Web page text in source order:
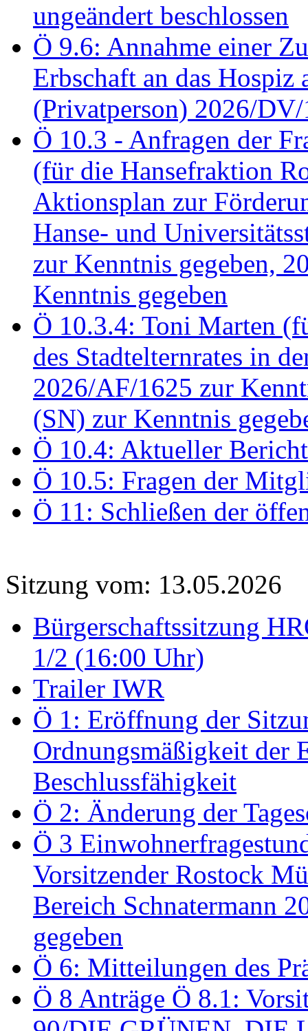
ungeändert beschlossen
Ö 9.6: Annahme einer
Erbschaft an das
(Privatperson) 2026/DV/
Ö 10.3 - Anfragen der
(für die Hansefraktion
Aktionsplan zur
Hanse- und
zur Kenntnis gegeben,
Kenntnis gegeben
Ö 10.3.4: Toni Marten
des Stadtelternrates in
2026/AF/1625 zur
(SN) zur Kenntnis
Ö 10.4: Aktueller
Ö 10.5: Fragen der
Ö 11: Schließen der
Sitzung vom: 13.05.2026
Bürgerschaftssitzung
1/2 (16:00 Uhr)
Trailer IWR
Ö 1: Eröffnung der
Ordnungsmäßigkeit der
Beschlussfähigkeit
Ö 2: Änderung der
Ö 3
Vorsitzender Rostock
Bereich Schnatermann
gegeben
Ö 6: Mitteilungen des
Ö 8 Anträge Ö 8.1: